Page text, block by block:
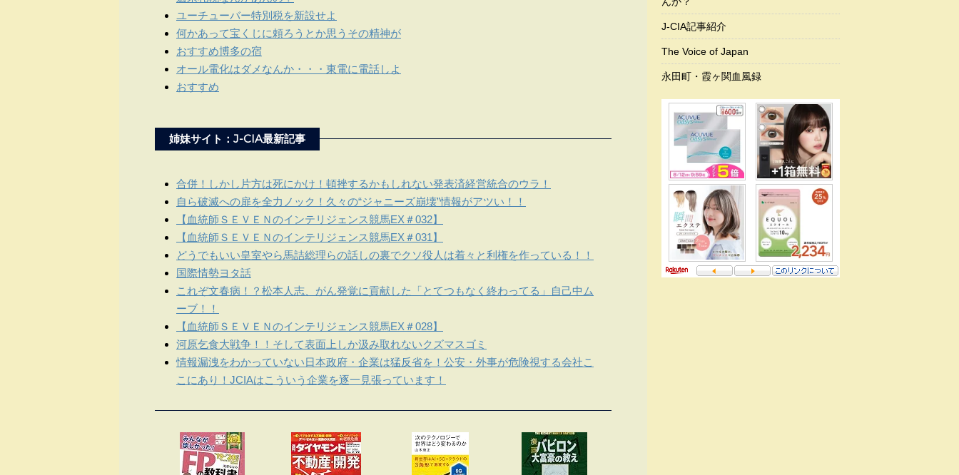
ユーチューバー特別税を新設せよ
何かあって宝くじに頼ろうとか思うその精神が
おすすめ博多の宿
オール電化はダメなんか・・・東電に電話しよ
おすすめ
姉妹サイト：J-CIA最新記事
合併！しかし片方は死にかけ！頓挫するかもしれない発表済経営統合のウラ！
自ら破滅への扉を全力ノック！久々の“ジャニーズ崩壊”情報がアツい！！
【血統師ＳＥＶＥＮのインテリジェンス競馬EX＃032】
【血統師ＳＥＶＥＮのインテリジェンス競馬EX＃031】
どうでもいい皇室やら馬詰総理らの話しの裏でクソ役人は着々と利権を作っている！！
国際情勢ヨタ話
これぞ文春病！？松本人志、がん発覚に貢献した「とてつもなく終わってる」自己中ム
ーブ！！
【血統師ＳＥＶＥＮのインテリジェンス競馬EX＃028】
河原乞食大戦争！！そして表面上しか汲み取れないクズマスゴミ
情報漏洩をわかっていない日本政府・企業は猛反省を！公安・外事が危険視する会社こ
こにあり！JCIAはこういう企業を逐一見張っています！
J-CIA記事紹介
The Voice of Japan
永田町・霞ヶ関血風録